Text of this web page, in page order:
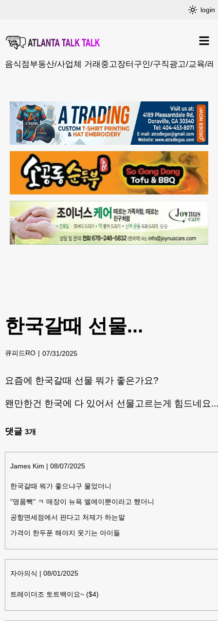
login
음식점부동산/사업체 거래 중고장터 구인/구직광고/교육/레
한국갈때 선물...
큐피드RO 07/31/2025
요즘에 한국갈때 선물 뭐가 좋은가요?
왠만한건 한국에 다 있어서 선물고르는게 힘드네요
댓글 3개
James Kim | 08/07/2025
한국갈때 뭐가 좋으냐구 물었더니
"명품빽" ㅋ 매장이 뉴욕 엘에이뿐이라고 했더니
공항면세점에서 판다고 처제가 하는말
가격이 한두푼 해야지 웃기는 아이들
자아의식 | 08/01/2025
트레이더조 토트백이요~ ($4)